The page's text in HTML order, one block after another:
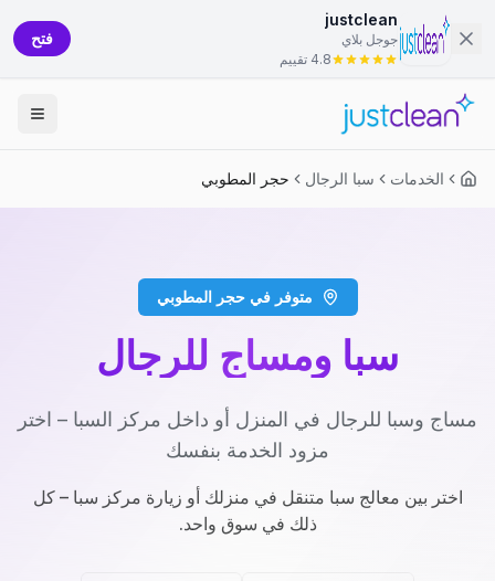
justclean
جوجل بلاي
4.8 تقييم
فتح
الخدمات سبا الرجال حجر المطوبي
متوفر في حجر المطوبي
سبا ومساج للرجال
مساج وسبا للرجال في المنزل أو داخل مركز السبا – اختر
مزود الخدمة بنفسك
اختر بين معالج سبا متنقل في منزلك أو زيارة مركز سبا – كل
ذلك في سوق واحد.